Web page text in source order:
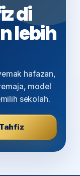
di
lebih
hafazan,
model
sekolah.